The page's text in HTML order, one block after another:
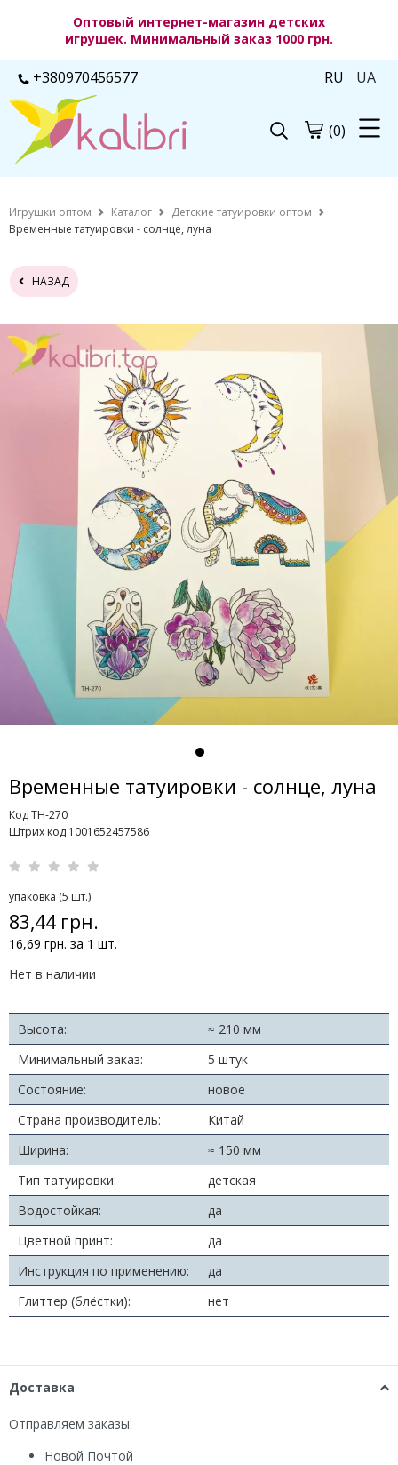
Оптовый интернет-магазин детских
игрушек. Минимальный заказ 1000 грн.
+380970456577 RU UA
(0)
Игрушки оптом Каталог
Детские татуировки оптом
Временные татуировки - солнце, луна
НАЗАД
Временные татуировки - солнце, луна
Код TH-270
Штрих код 1001652457586
упаковка (5 шт.)
83,44 грн.
16,69 грн. за 1 шт.
Нет в наличии
Высота:
≈ 210 мм
Минимальный заказ:
5 штук
Состояние:
новое
Страна производитель:
Китай
Ширина:
≈ 150 мм
Тип татуировки:
детская
Водостойкая:
да
Цветной принт:
да
Инструкция по применению:
да
Глиттер (блёстки):
нет
Доставка
Отправляем заказы:
Новой Почтой